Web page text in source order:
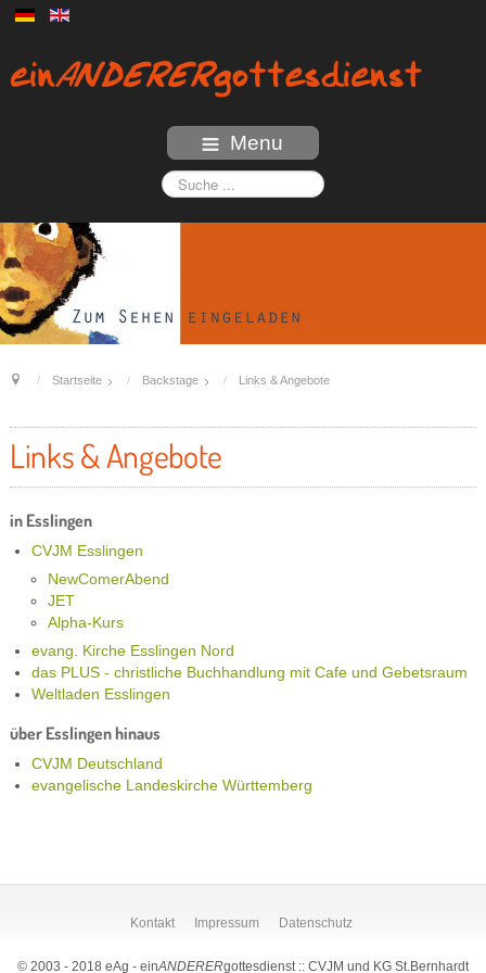
Menu
Startseite Backstage Links & Angebote
Links & Angebote
in Esslingen
CVJM Esslingen
NewComerAbend
JET
Alpha-Kurs
evang. Kirche Esslingen Nord
das PLUS - christliche Buchhandlung mit Cafe und Gebetsraum
Weltladen Esslingen
über Esslingen hinaus
CVJM Deutschland
evangelische Landeskirche Württemberg
Kontakt Impressum Datenschutz
© 2003 - 2018 eAg - einANDERERgottesdienst :: CVJM und KG St.Bernhardt